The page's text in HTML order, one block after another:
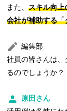
また、スキル向上
会社が補助する
編集部
社員の皆さんは、
るのでしょうか？
原田さん